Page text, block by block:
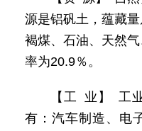
源是铝矾土，蕴藏
褐煤、石油、天然
率为20.9％。
【工 业】 工
有：汽车制造、电